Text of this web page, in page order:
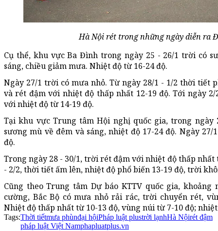
Hà Nội rét trong những ngày diễn ra
Cụ thể, khu vực Ba Đình trong ngày 25 - 26/1 trời có
sáng, chiều giảm mưa. Nhiệt độ từ 16-24 độ.
Ngày 27/1 trời có mưa nhỏ. Từ ngày 28/1 - 1/2 thời tiết
và rét đậm với nhiệt độ thấp nhất 12-19 độ. Tới ngày
với nhiệt độ từ 14-19 độ.
Tại khu vực Trung tâm Hội nghị quốc gia, trong ngày
sương mù về đêm và sáng, nhiệt độ 17-24 độ. Ngày
độ.
Trong ngày 28 - 30/1, trời rét đậm với nhiệt độ thấp nhất
- 2/2, thời tiết ấm lên, nhiệt độ phổ biến 13-19 độ, trời
Cũng theo Trung tâm Dự báo KTTV quốc gia,
cường, Bắc Bộ có mưa nhỏ rải rác, trời chuyển rét,
Nhiệt độ thấp nhất từ 10-13 độ, vùng núi từ 7-10 độ;
Tags:Thời tiếtmưa phùnđại hộiPháp luật plustrời lạnhHà Nộirét đậm
pháp luật Việt Namphapluatplus.vn